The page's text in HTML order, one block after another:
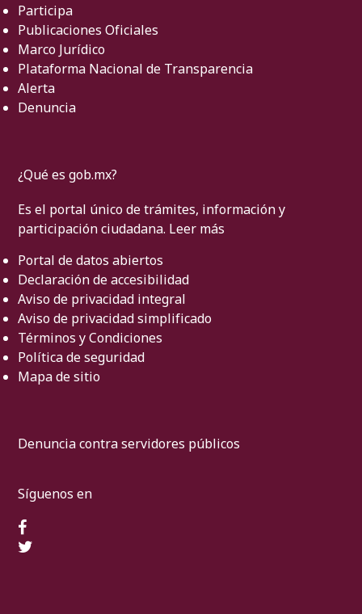
Participa
Publicaciones Oficiales
Marco Jurídico
Plataforma Nacional de Transparencia
Alerta
Denuncia
¿Qué es gob.mx?
Es el portal único de trámites, información y
participación ciudadana. Leer más
Portal de datos abiertos
Declaración de accesibilidad
Aviso de privacidad integral
Aviso de privacidad simplificado
Términos y Condiciones
Política de seguridad
Mapa de sitio
Denuncia contra servidores públicos
Síguenos en